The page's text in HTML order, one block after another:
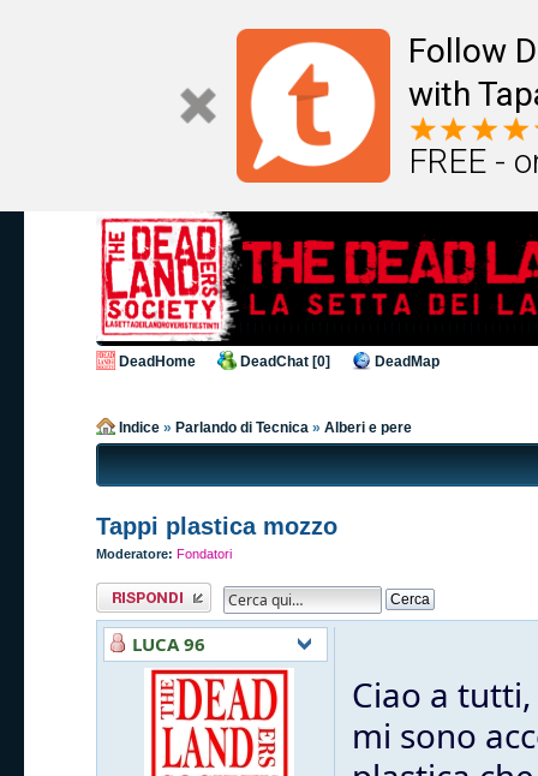
Follow
with
FREE -
DeadHome DeadChat [0] DeadMap
Indice » Parlando di Tecnica » Alberi e pere
Tappi plastica mozzo
Moderatore: Fondatori
Rispondi al
messaggio
LUCA 96
Ciao a tutti,
mi sono